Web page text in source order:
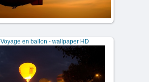
Voyage en ballon - wallpaper HD